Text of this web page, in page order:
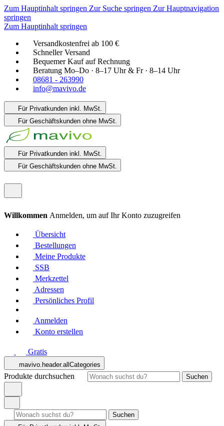
Zum Hauptinhalt springen Zur Suche springen Zur Hauptnavigation
springen
Zum Hauptinhalt springen
Versandkostenfrei ab 100 €
Schneller Versand
Bequemer Kauf auf Rechnung
Beratung Mo–Do · 8–17 Uhr & Fr · 8–14 Uhr
08681 - 263990
info@mavivo.de
Für Privatkunden inkl. MwSt.
Für Geschäftskunden ohne MwSt.
Für Privatkunden inkl. MwSt.
Für Geschäftskunden ohne MwSt.
Willkommen Anmelden, um auf Ihr Konto zuzugreifen
Übersicht
Bestellungen
Meine Produkte
SSB
Merkzettel
Adressen
Persönliches Profil
Anmelden
Konto erstellen
Gratis
mavivo.header.allCategories
Produkte durchsuchen Suchen
Suchen